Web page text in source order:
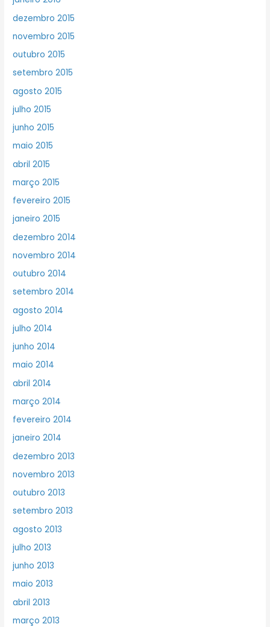
dezembro 2015
novembro 2015
outubro 2015
setembro 2015
agosto 2015
julho 2015
junho 2015
maio 2015
abril 2015
março 2015
fevereiro 2015
janeiro 2015
dezembro 2014
novembro 2014
outubro 2014
setembro 2014
agosto 2014
julho 2014
junho 2014
maio 2014
abril 2014
março 2014
fevereiro 2014
janeiro 2014
dezembro 2013
novembro 2013
outubro 2013
setembro 2013
agosto 2013
julho 2013
junho 2013
maio 2013
abril 2013
março 2013